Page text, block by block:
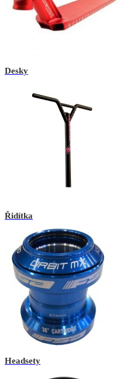
Desky
Řidítka
Headsety